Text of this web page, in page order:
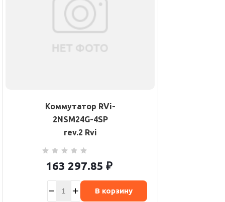
Коммутатор RVi-
2NSM24G-4SP
rev.2 Rvi
163 297.85 ₽
В корзину